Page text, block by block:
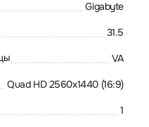
Gigabyte
31.5
VA
Quad HD 2560x1440 (16:9)
1